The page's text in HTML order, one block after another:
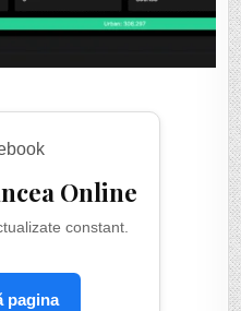
Online
constant.
pagina